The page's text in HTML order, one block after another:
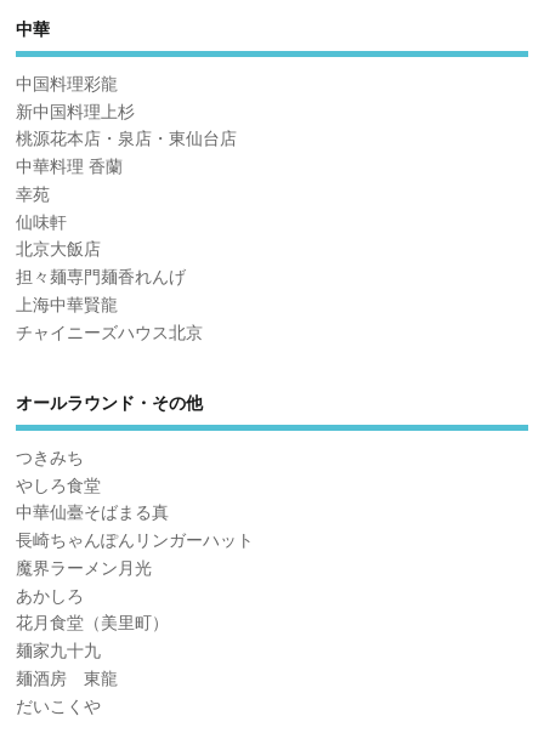
中華
中国料理彩龍
新中国料理上杉
桃源花本店・泉店・東仙台店
中華料理 香蘭
幸苑
仙味軒
北京大飯店
担々麺専門麺香れんげ
上海中華賢龍
チャイニーズハウス北京
オールラウンド・その他
つきみち
やしろ食堂
中華仙臺そばまる真
長崎ちゃんぽんリンガーハット
魔界ラーメン月光
あかしろ
花月食堂（美里町）
麺家九十九
麺酒房 東龍
だいこくや